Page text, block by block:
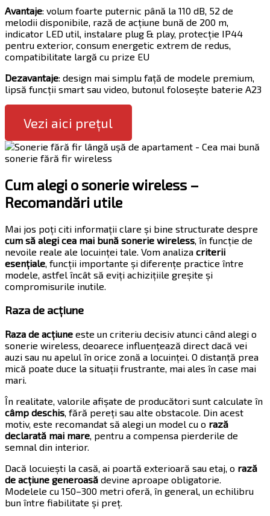
Avantaje: volum foarte puternic până la 110 dB, 52 de
melodii disponibile, rază de acțiune bună de 200 m,
indicator LED util, instalare plug & play, protecție IP44
pentru exterior, consum energetic extrem de redus,
compatibilitate largă cu prize EU
Dezavantaje: design mai simplu față de modele premium,
lipsă funcții smart sau video, butonul folosește baterie A23
Vezi aici prețul
Cum alegi o sonerie wireless –
Recomandări utile
Mai jos poți citi informații clare și bine structurate despre
cum să alegi cea mai bună sonerie wireless , în funcție de
nevoile reale ale locuinței tale. Vom analiza criterii
esențiale , funcții importante și diferențe practice între
modele, astfel încât să eviți achizițiile greșite și
compromisurile inutile.
Raza de acțiune
Raza de acțiune este un criteriu decisiv atunci când alegi o
sonerie wireless, deoarece influențează direct dacă vei
auzi sau nu apelul în orice zonă a locuinței. O distanță prea
mică poate duce la situații frustrante, mai ales în case mai
mari.
În realitate, valorile afișate de producători sunt calculate în
câmp deschis, fără pereți sau alte obstacole. Din acest
motiv, este recomandat să alegi un model cu o rază
declarată mai mare, pentru a compensa pierderile de
semnal din interior.
Dacă locuiești la casă, ai poartă exterioară sau etaj, o rază
de acțiune generoasă devine aproape obligatorie.
Modelele cu 150–300 metri oferă, în general, un echilibru
bun între fiabilitate și preț.